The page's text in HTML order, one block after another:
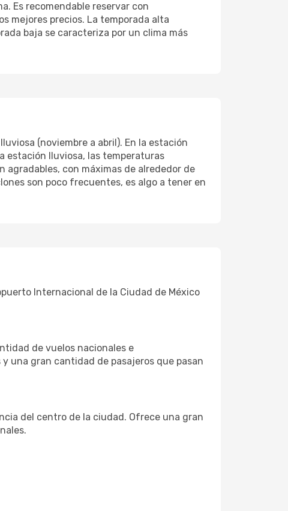
Es recomendable reservar con
mejores precios. La temporada alta
baja se caracteriza por un clima más
(noviembre a abril). En la estación
estación lluviosa, las temperaturas
agradables, con máximas de alrededor de
son poco frecuentes, es algo a tener en
Internacional de la Ciudad de México
de vuelos nacionales e
una gran cantidad de pasajeros que pasan
del centro de la ciudad. Ofrece una gran